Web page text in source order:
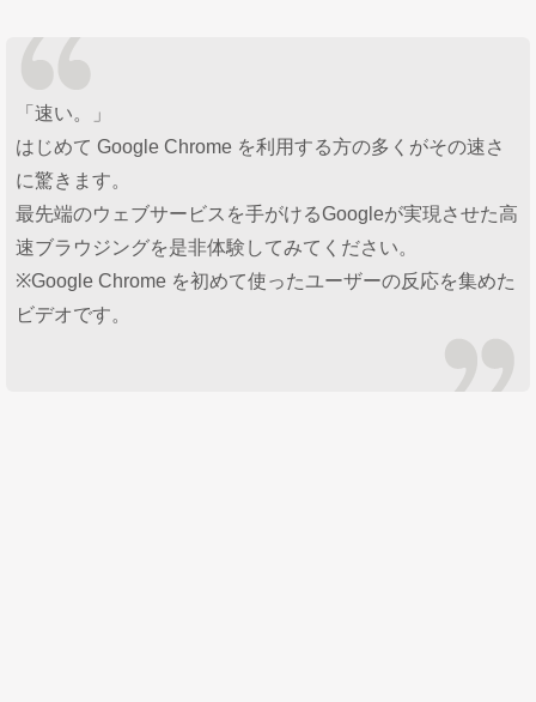
「速い。」
はじめて Google Chrome を利用する方の多くがその速さ
に驚きます。
最先端のウェブサービスを手がけるGoogleが実現させた高
速ブラウジングを是非体験してみてください。
※Google Chrome を初めて使ったユーザーの反応を集めた
ビデオです。